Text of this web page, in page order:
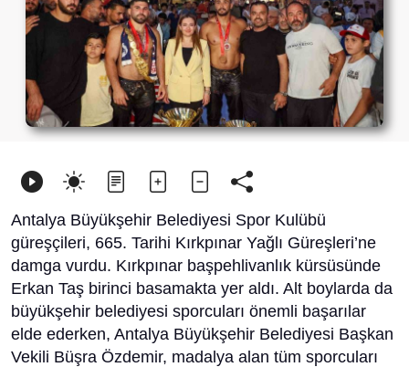
Antalya Büyükşehir Belediyesi Spor Kulübü
güreşçileri, 665. Tarihi Kırkpınar Yağlı Güreşleri’ne
damga vurdu. Kırkpınar başpehlivanlık kürsüsünde
Erkan Taş birinci basamakta yer aldı. Alt boylarda da
büyükşehir belediyesi sporcuları önemli başarılar
elde ederken, Antalya Büyükşehir Belediyesi Başkan
Vekili Büşra Özdemir, madalya alan tüm sporcuları